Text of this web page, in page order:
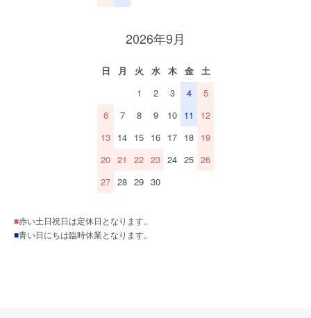
2026年9月
日 月 火 水 木 金
土
1
2 3 4
5
6
7 8 9 10 11
12
13 14 15 16 17 18 19
20 21 22 23 24 25 26
27 28 29 30
■赤い土日祝日は定休日となります。
■青い日にちは臨時休業となります。